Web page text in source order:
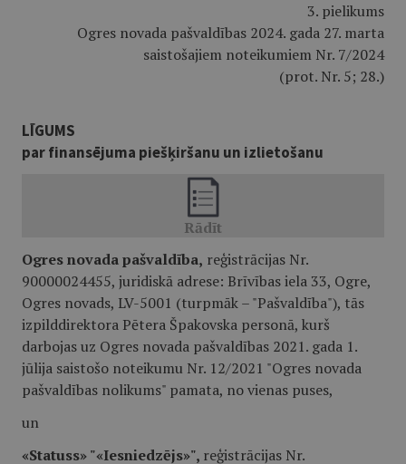
3. pielikums
Ogres novada pašvaldības 2024. gada 27. marta
saistošajiem noteikumiem Nr. 7/2024
(prot. Nr. 5; 28.)
LĪGUMS
par finansējuma piešķiršanu un izlietošanu
Ogres novada pašvaldība, reģistrācijas Nr.
90000024455, juridiskā adrese: Brīvības iela 33, Ogre,
Ogres novads, LV-5001 (turpmāk – "Pašvaldība"), tās
izpilddirektora Pētera Špakovska personā, kurš
darbojas uz Ogres novada pašvaldības 2021. gada 1.
jūlija saistošo noteikumu Nr. 12/2021 "Ogres novada
pašvaldības nolikums" pamata, no vienas puses,
un
«Statuss» "«Iesniedzējs»", reģistrācijas Nr.